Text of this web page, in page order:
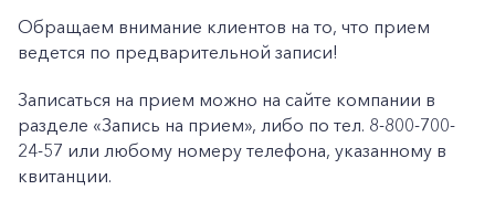
Обращаем внимание клиентов на то, что прием
ведется по предварительной записи!
Записаться на прием можно на сайте компании в
разделе «Запись на прием», либо по тел. 8-800-700-
24-57 или любому номеру телефона, указанному в
квитанции.